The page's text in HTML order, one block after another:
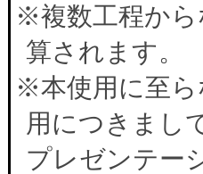
※複数工程から
算されます。
※本使用に至ら
用につきまし
プレゼンテー